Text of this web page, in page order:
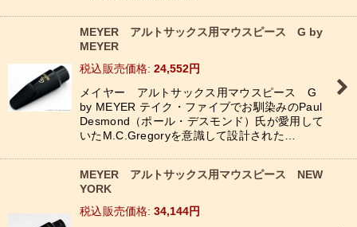
MEYER アルトサックス用マウスピース G by
MEYER
税込
: 24,552円
メイヤー アルトサックス用マウスピース G
by MEYER テイク・ファイブでお馴染みのPaul
Desmond（ポール・デスモンド）氏が愛用して
いたM.C.Gregoryを意識して設計された…
MEYER アルトサックス用マウスピース NEW
YORK
税込
: 34,144円